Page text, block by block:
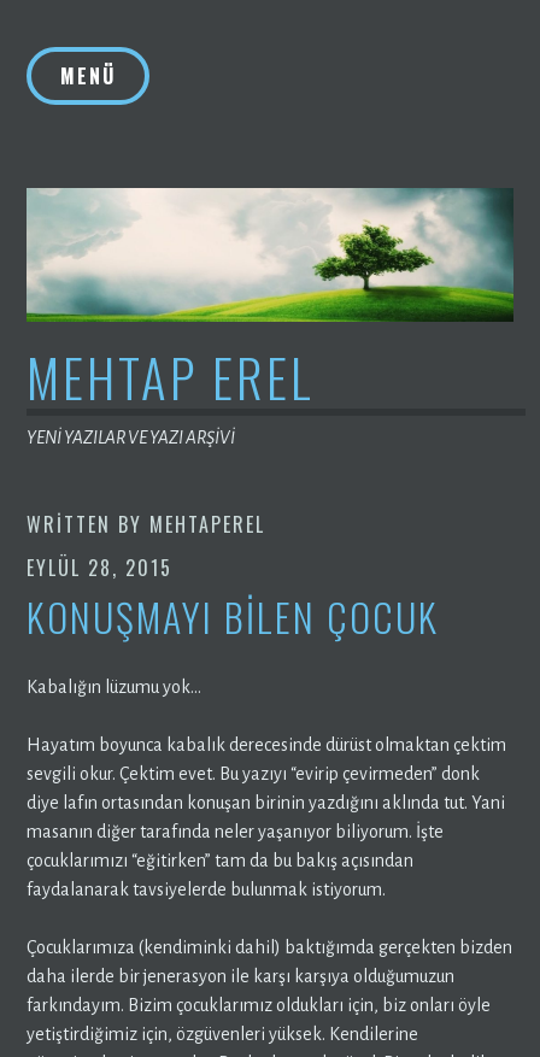
MENÜ
MEHTAP EREL
YENİ YAZILAR VE YAZI ARŞİVİ
WRITTEN BY MEHTAPEREL
EYLÜL 28, 2015
KONUŞMAYI BİLEN ÇOCUK
Kabalığın lüzumu yok…
Hayatım boyunca kabalık derecesinde dürüst olmaktan çektim
sevgili okur. Çektim evet. Bu yazıyı “evirip çevirmeden” donk
diye lafın ortasından konuşan birinin yazdığını aklında tut. Yani
masanın diğer tarafında neler yaşanıyor biliyorum. İşte
çocuklarımızı “eğitirken” tam da bu bakış açısından
faydalanarak tavsiyelerde bulunmak istiyorum.
Çocuklarımıza (kendiminki dahil) baktığımda gerçekten bizden
daha ilerde bir jenerasyon ile karşı karşıya olduğumuzun
farkındayım. Bizim çocuklarımız oldukları için, biz onları öyle
yetiştirdiğimiz için, özgüvenleri yüksek. Kendilerine